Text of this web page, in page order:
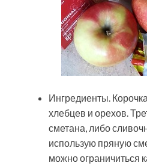
Ингредиенты.
хлебцев и орехов.
сметана, либо
использую пряную
можно ограничиться